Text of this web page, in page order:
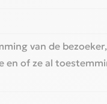
van de
en of ze al